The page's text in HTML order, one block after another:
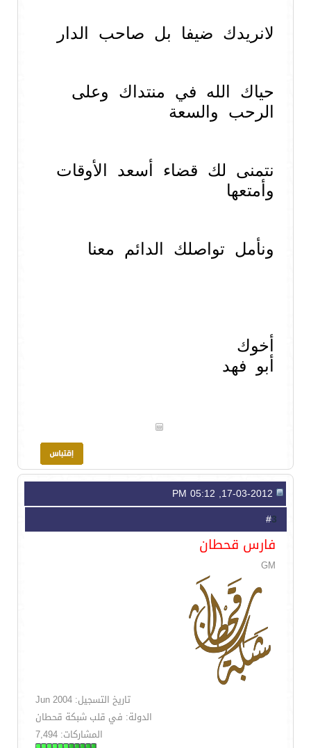
لانريدك ضيفا بل صاحب الدار
حياك الله في منتداك وعلى
الرحب والسعة
نتمنى لك قضاء أسعد الأوقات
وأمتعها
ونأمل تواصلك الدائم معنا
أخوك
أبو فهد
3
فارس قحطان
GM
تاريخ التسجيل: Jun 2004
الدولة: في قلب شبكة قحطان
المشاركات: 7,494